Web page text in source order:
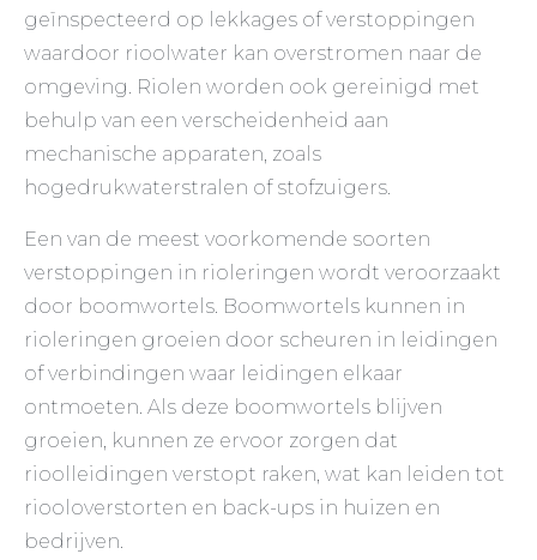
geïnspecteerd op lekkages of verstoppingen
waardoor rioolwater kan overstromen naar de
omgeving. Riolen worden ook gereinigd met
behulp van een verscheidenheid aan
mechanische apparaten, zoals
hogedrukwaterstralen of stofzuigers.
Een van de meest voorkomende soorten
verstoppingen in rioleringen wordt veroorzaakt
door boomwortels. Boomwortels kunnen in
rioleringen groeien door scheuren in leidingen
of verbindingen waar leidingen elkaar
ontmoeten. Als deze boomwortels blijven
groeien, kunnen ze ervoor zorgen dat
rioolleidingen verstopt raken, wat kan leiden tot
riooloverstorten en back-ups in huizen en
bedrijven.